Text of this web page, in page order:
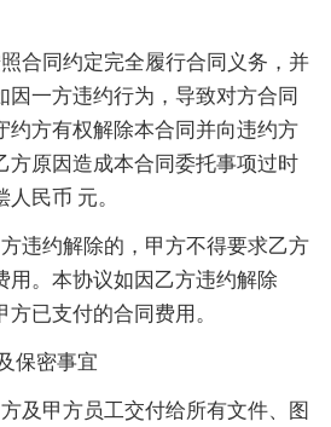
合同约定完全履行合同义务，并
因一方违约行为，导致对方合同
约方有权解除本合同并向违约方
方原因造成本合同委托事项过时
民币 元。
违约解除的，甲方不得要求乙方
用。本协议如因乙方违约解除
已支付的合同费用。
保密事宜
及甲方员工交付给所有文件、图